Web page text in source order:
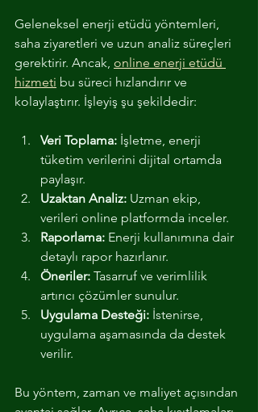
Geleneksel enerji etüdü yöntemleri,
saha ziyaretleri ve uzun analiz süreçleri
gerektirir. Ancak, online enerji etüdü
hizmeti bu süreci hızlandırır ve
kolaylaştırır. İşleyiş şu şekildedir:
Veri Toplama: İşletme, enerji
tüketim verilerini dijital ortamda
paylaşır.
Uzaktan Analiz: Uzman ekip,
verileri online platformda inceler.
Raporlama: Enerji kullanımına dair
detaylı rapor hazırlanır.
Öneriler: Tasarruf ve verimlilik
artırıcı çözümler sunulur.
Uygulama Desteği: İstenirse,
uygulama aşamasında da destek
verilir.
Bu yöntem, zaman ve maliyet açısından